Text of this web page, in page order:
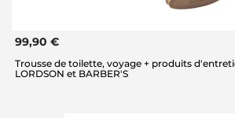
99,90 €
Trousse de toilette, voyage + produits
LORDSON et BARBER'S